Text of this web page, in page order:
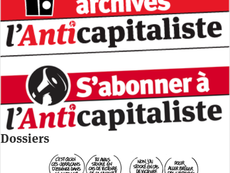
Dossiers